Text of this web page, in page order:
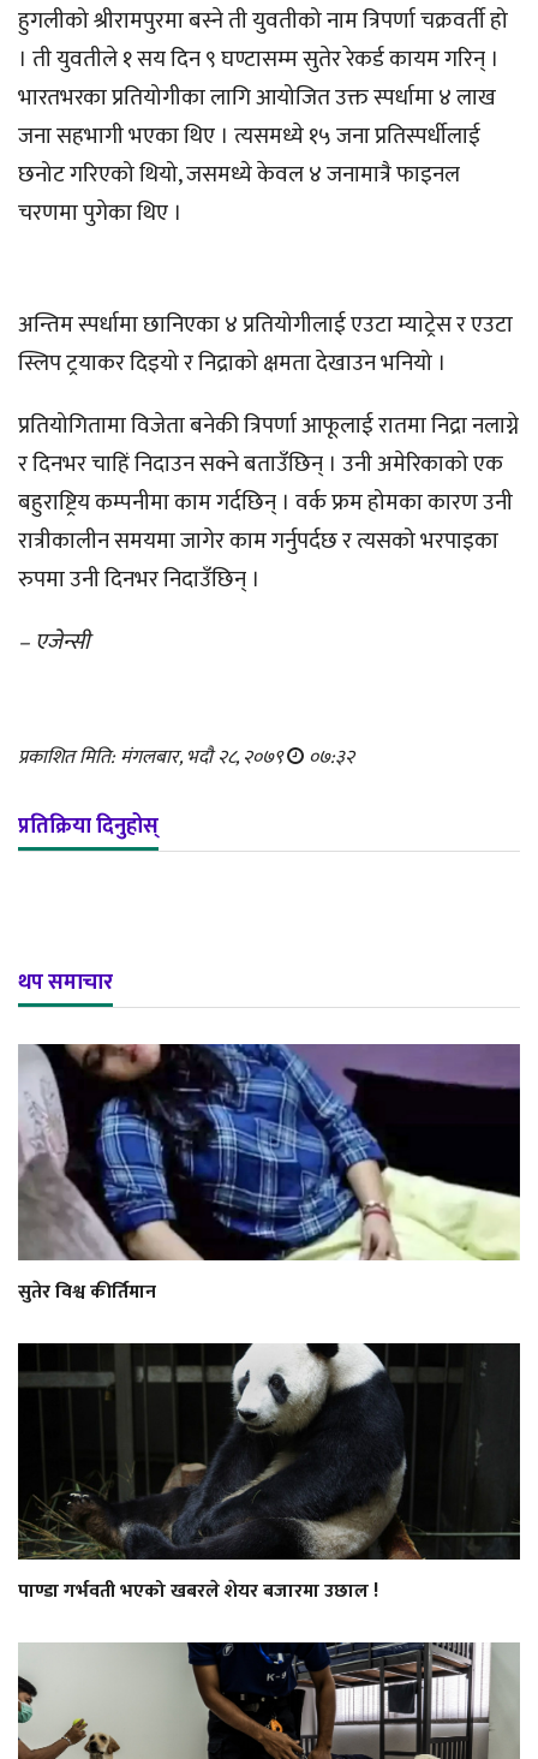
हुगलीको श्रीरामपुरमा बस्ने ती युवतीको नाम त्रिपर्णा चक्रवर्ती हो
। ती युवतीले १ सय दिन ९ घण्टासम्म सुतेर रेकर्ड कायम गरिन् ।
भारतभरका प्रतियोगीका लागि आयोजित उक्त स्पर्धामा ४ लाख
जना सहभागी भएका थिए । त्यसमध्ये १५ जना प्रतिस्पर्धीलाई
छनोट गरिएको थियो, जसमध्ये केवल ४ जनामात्रै फाइनल
चरणमा पुगेका थिए ।
अन्तिम स्पर्धामा छानिएका ४ प्रतियोगीलाई एउटा म्याट्रेस र एउटा
स्लिप ट्रयाकर दिइयो र निद्राको क्षमता देखाउन भनियो ।
प्रतियोगितामा विजेता बनेकी त्रिपर्णा आफूलाई रातमा निद्रा नलाग्ने
र दिनभर चाहिं निदाउन सक्ने बताउँछिन् । उनी अमेरिकाको एक
बहुराष्ट्रिय कम्पनीमा काम गर्दछिन् । वर्क फ्रम होमका कारण उनी
रात्रीकालीन समयमा जागेर काम गर्नुपर्दछ र त्यसको भरपाइका
रुपमा उनी दिनभर निदाउँछिन् ।
– एजेन्सी
प्रकाशित मिति: मंगलबार, भदौ २८, २०७९ ०७:३२
प्रतिक्रिया दिनुहोस्
थप समाचार
सुतेर विश्व कीर्तिमान
पाण्डा गर्भवती भएको खबरले शेयर बजारमा उछाल !